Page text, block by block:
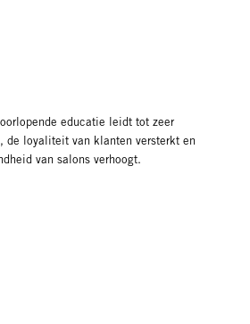
educatie leidt tot zeer
de loyaliteit van klanten versterkt en
van salons verhoogt.